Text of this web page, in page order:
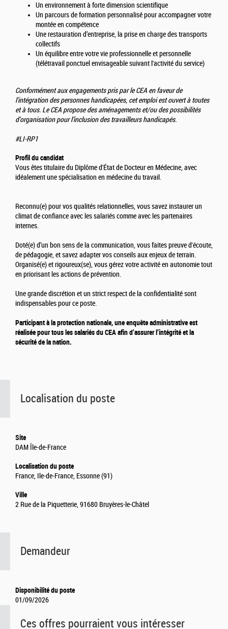
Un environnement à forte dimension scientifique
Un parcours de formation personnalisé pour accompagner votre
montée en compétence
Une restauration d’entreprise, la prise en charge des transports
collectifs
Un équilibre entre votre vie professionnelle et personnelle
(télétravail ponctuel envisageable suivant l'activité du service)
Conformément aux engagements pris par le CEA en faveur de
l'intégration des personnes handicapées, cet emploi est ouvert à toutes
et à tous. Le CEA propose des aménagements et/ou des possibilités
d'organisation pour l’inclusion des travailleurs handicapés.
#LI-RP1
Profil du candidat
Vous êtes titulaire du Diplôme d'État de Docteur en Médecine, avec
idéalement une spécialisation en médecine du travail.
Reconnu(e) pour vos qualités relationnelles, vous savez instaurer un
climat de confiance avec les salariés comme avec les partenaires
internes.
Doté(e) d’un bon sens de la communication, vous faites preuve d'écoute,
de pédagogie, et savez adapter vos conseils aux enjeux de terrain.
Organisé(e) et rigoureux(se), vous gérez votre activité en autonomie tout
en priorisant les actions de prévention.
Une grande discrétion et un strict respect de la confidentialité sont
indispensables pour ce poste.
Participant à la protection nationale, une enquête administrative est
réalisée pour tous les salariés du CEA afin d’assurer l’intégrité et la
sécurité de la nation.
Localisation du poste
Site
DAM Île-de-France
Localisation du poste
France, Ile-de-France, Essonne (91)
Ville
2 Rue de la Piquetterie, 91680 Bruyères-le-Châtel
Demandeur
Disponibilité du poste
01/09/2026
Ces offres pourraient vous intéresser